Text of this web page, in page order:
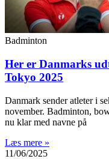
Badminton
Her er Danmarks
Tokyo 2025
Danmark sender atleter i
november. Badminton,
nu klar med navne på
Læs mere »
11/06/2025